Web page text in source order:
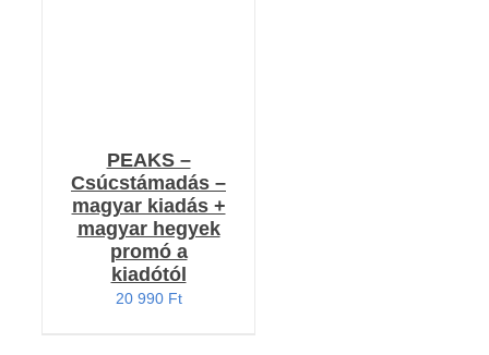
PEAKS –
Csúcstámadás –
magyar kiadás +
magyar hegyek
promó a
kiadótól
20 990 Ft